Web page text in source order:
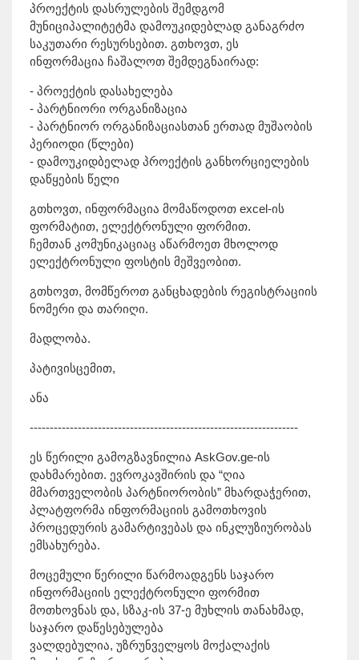
პროექტის დასრულების შემდგომ
მუნიციპალიტეტმა დამოუკიდებლად განაგრძო
საკუთარი რესურსებით. გთხოვთ, ეს
ინფორმაცია ჩაშალოთ შემდეგნაირად:
- პროექტის დასახელება
- პარტნიორი ორგანიზაცია
- პარტნიორ ორგანიზაციასთან ერთად მუშაობის
პერიოდი (წლები)
- დამოუკიდბელად პროექტის განხორციელების
დაწყების წელი
გთხოვთ, ინფორმაცია მომაწოდოთ excel-ის
ფორმატით, ელექტრონული ფორმით.
ჩემთან კომუნიკაციაც აწარმოეთ მხოლოდ
ელექტრონული ფოსტის მეშვეობით.
გთხოვთ, მომწეროთ განცხადების რეგისტრაციის
ნომერი და თარიღი.
მადლობა.
პატივისცემით,
ანა
-------------------------------------------------------------------
ეს წერილი გამოგზავნილია AskGov.ge-ის
დახმარებით. ევროკავშირის და “ღია
მმართველობის პარტნიორობის” მხარდაჭერით,
პლატფორმა ინფორმაციის გამოთხოვის
პროცედურის გამარტივებას და ინკლუზიურობას
ემსახურება.
მოცემული წერილი წარმოადგენს საჯარო
ინფორმაციის ელექტრონული ფორმით
მოთხოვნას და, სზაკ-ის 37-ე მუხლის თანახმად,
საჯარო დაწესებულება
ვალდებულია, უზრუნველყოს მოქალაქის